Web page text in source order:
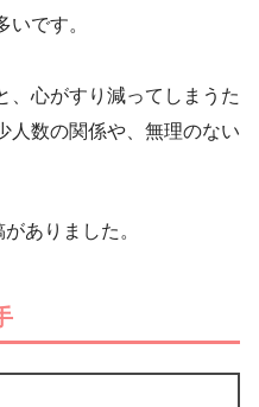
です。
、心がすり減ってしまうた
人数の関係や、無理のない
ありました。